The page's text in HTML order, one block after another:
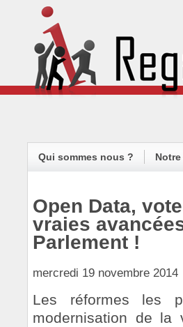
Qui sommes nous ?
Open Data,
vraies
Parlement !
mercredi 19 novembre 2014
Les réformes les
modernisation de la